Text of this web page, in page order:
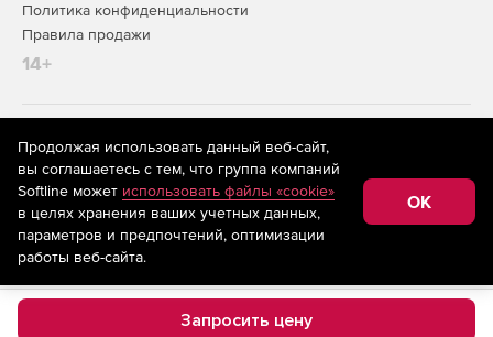
Запросить цену
Политика конфиденциальности
Правила продажи
14+
На информационном ресурсе store.softline.ru применяются
рекомендательные технологии
(информационные технологии
предоставления информации на основе сбора,
систематизации и анализа сведений, относящихся к
предпочтениям пользователей сети «Интернет»,
находящихся на территории Российской Федерации)
Продолжая использовать данный веб-сайт,
вы соглашаетесь с тем, что группа компаний
Softline может использовать файлы «cookie»
в целях хранения ваших учетных данных,
параметров и предпочтений, оптимизации
работы веб-сайта.
OK